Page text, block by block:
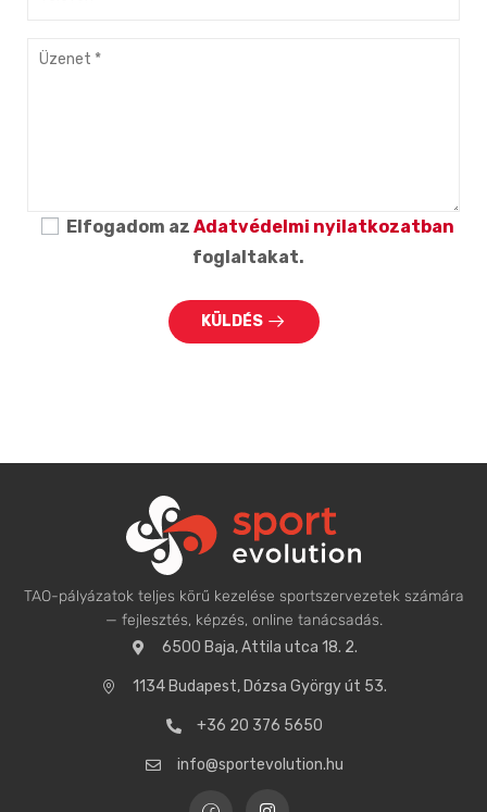
Elfogadom az Adatvédelmi nyilatkozatban
foglaltakat.
KÜLDÉS
TAO-pályázatok teljes körű kezelése sportszervezetek számára
— fejlesztés, képzés, online tanácsadás.
6500 Baja, Attila utca 18. 2.
1134 Budapest, Dózsa György út 53.
+36 20 376 5650
info@sportevolution.hu